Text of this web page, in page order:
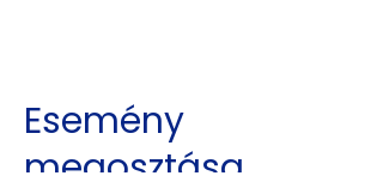
Esemény
megosztása